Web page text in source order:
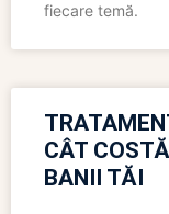
fiecare temă.
CÂT
BANII TĂI